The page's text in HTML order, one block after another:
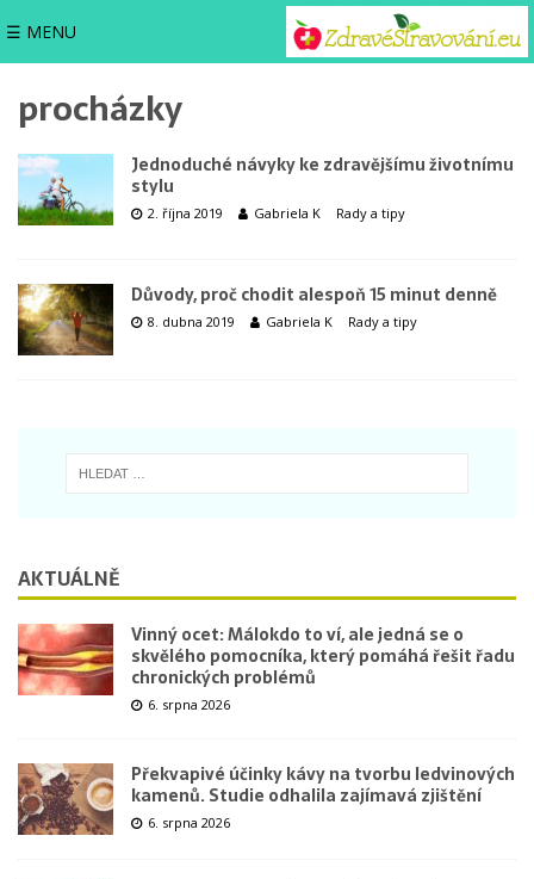
☰ MENU
procházky
Jednoduché návyky ke zdravějšímu životnímu
stylu
2. října 2019 Gabriela K Rady a tipy
Důvody, proč chodit alespoň 15 minut denně
8. dubna 2019 Gabriela K Rady a tipy
AKTUÁLNĚ
Vinný ocet: Málokdo to ví, ale jedná se o
skvělého pomocníka, který pomáhá řešit řadu
chronických problémů
6. srpna 2026
Překvapivé účinky kávy na tvorbu ledvinových
kamenů. Studie odhalila zajímavá zjištění
6. srpna 2026